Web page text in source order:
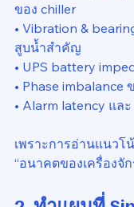
ของ chiller
• Vibration &
สูบน้ำสำคัญ
• UPS battery
• Phase imbalance
• Alarm latency แล
เพราะการอ่านแนว
“อนาคตของเครื่องจัก